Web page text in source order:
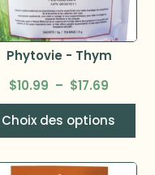
Phytovie - Thym
$10.99 – $17.69
Choix des options